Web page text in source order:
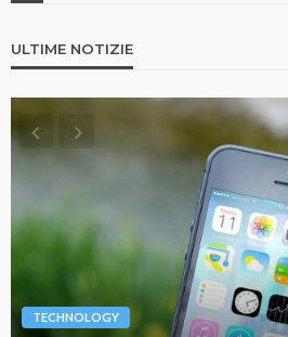
ULTIME NOTIZIE
TECHNOLOGY